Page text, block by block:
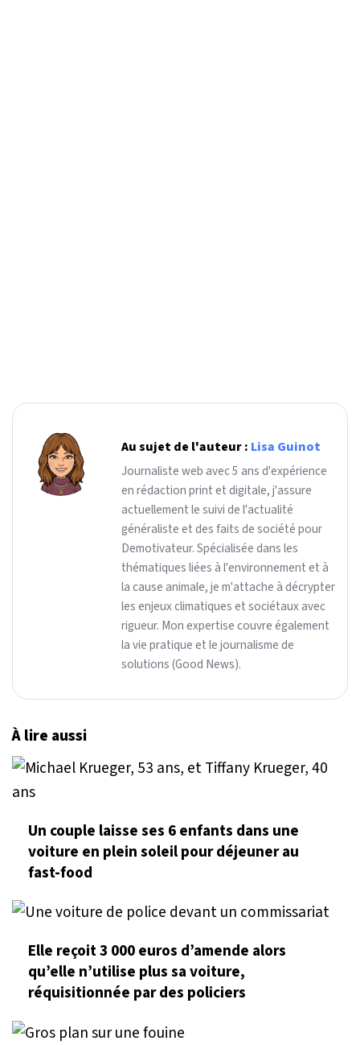
Au sujet de l'auteur : Lisa Guinot
Journaliste web avec 5 ans d'expérience
en rédaction print et digitale, j'assure
actuellement le suivi de l'actualité
généraliste et des faits de société pour
Demotivateur. Spécialisée dans les
thématiques liées à l'environnement et à
la cause animale, je m'attache à décrypter
les enjeux climatiques et sociétaux avec
rigueur. Mon expertise couvre également
la vie pratique et le journalisme de
solutions (Good News).
À lire aussi
Un couple laisse ses 6 enfants dans une
voiture en plein soleil pour déjeuner au
fast-food
Elle reçoit 3 000 euros d’amende alors
qu’elle n’utilise plus sa voiture,
réquisitionnée par des policiers